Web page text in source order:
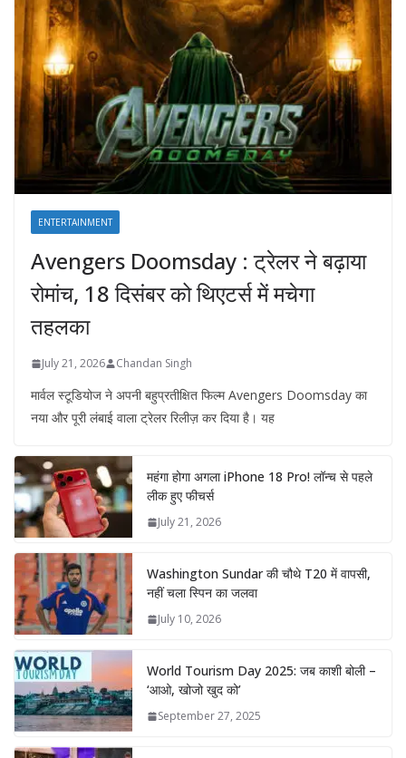
ENTERTAINMENT
Avengers Doomsday : ट्रेलर ने बढ़ाया
रोमांच, 18 दिसंबर को थिएटर्स में मचेगा
तहलका
July 21, 2026 Chandan Singh
मार्वल स्टूडियोज ने अपनी बहुप्रतीक्षित फिल्म Avengers Doomsday का
नया और पूरी लंबाई वाला ट्रेलर रिलीज़ कर दिया है। यह
महंगा होगा अगला iPhone 18 Pro! लॉन्च से पहले
लीक हुए फीचर्स
July 21, 2026
Washington Sundar की चौथे T20 में वापसी,
नहीं चला स्पिन का जलवा
July 10, 2026
World Tourism Day 2025: जब काशी बोली –
‘आओ, खोजो खुद को’
September 27, 2025